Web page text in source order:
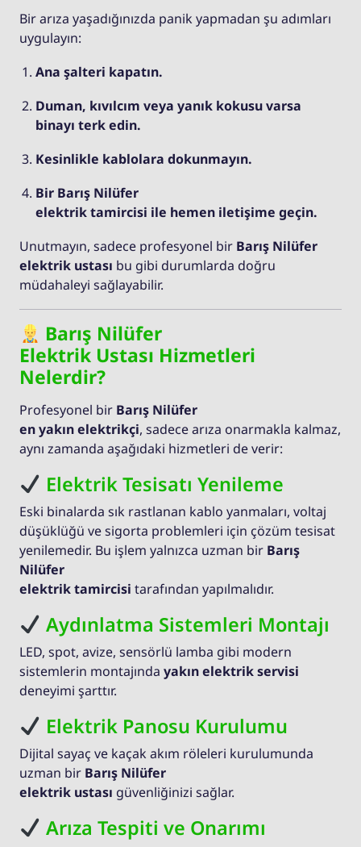
Bir arıza yaşadığınızda panik yapmadan şu adımları
uygulayın:
Ana şalteri kapatın.
Duman, kıvılcım veya yanık kokusu varsa
binayı terk edin.
Kesinlikle kablolara dokunmayın.
Bir Barış Nilüfer
elektrik tamircisi ile hemen iletişime geçin.
Unutmayın, sadece profesyonel bir Barış Nilüfer
elektrik ustası bu gibi durumlarda doğru
müdahaleyi sağlayabilir.
Barış Nilüfer
Elektrik Ustası Hizmetleri
Nelerdir?
Profesyonel bir Barış Nilüfer
en yakın elektrikçi, sadece arıza onarmakla kalmaz,
aynı zamanda aşağıdaki hizmetleri de verir:
Elektrik Tesisatı Yenileme
Eski binalarda sık rastlanan kablo yanmaları, voltaj
düşüklüğü ve sigorta problemleri için çözüm tesisat
yenilemedir. Bu işlem yalnızca uzman bir Barış
Nilüfer
elektrik tamircisi tarafından yapılmalıdır.
Aydınlatma Sistemleri Montajı
LED, spot, avize, sensörlü lamba gibi modern
sistemlerin montajında yakın elektrik servisi
deneyimi şarttır.
Elektrik Panosu Kurulumu
Dijital sayaç ve kaçak akım röleleri kurulumunda
uzman bir Barış Nilüfer
elektrik ustası güvenliğinizi sağlar.
Arıza Tespiti ve Onarımı